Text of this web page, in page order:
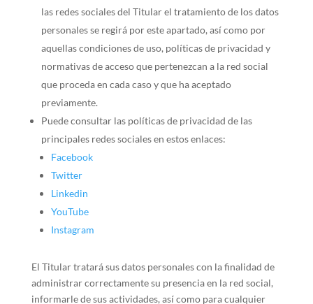
las redes sociales del Titular el tratamiento de los datos
personales se regirá por este apartado, así como por
aquellas condiciones de uso, políticas de privacidad y
normativas de acceso que pertenezcan a la red social
que proceda en cada caso y que ha aceptado
previamente.
Puede consultar las políticas de privacidad de las
principales redes sociales en estos enlaces:
Facebook
Twitter
Linkedin
YouTube
Instagram
El Titular tratará sus datos personales con la finalidad de
administrar correctamente su presencia en la red social,
informarle de sus actividades, así como para cualquier